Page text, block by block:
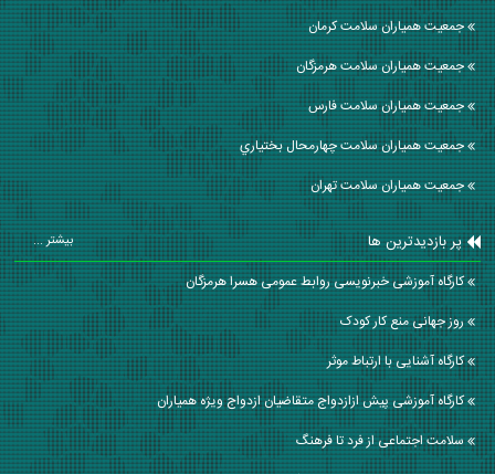
جمعیت همیاران سلامت كرمان
جمعیت همیاران سلامت هرمزگان
جمعیت همیاران سلامت فارس
جمعیت همیاران سلامت چهارمحال بختياري
جمعیت همیاران سلامت تهران
پر بازدیدترین ها بیشتر ...
کارگاه آموزشی خبرنویسی روابط عمومی هسرا هرمزگان
روز جهانی منع کار کودک
کارگاه آشنایی با ارتباط موثر
کارگاه آموزشی پیش ازازدواج متقاضیان ازدواج ویژه همیاران
سلامت اجتماعی از فرد تا فرهنگ